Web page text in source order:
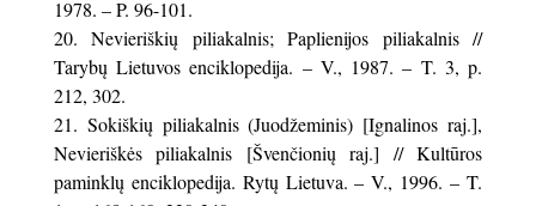
1978. – P. 96-101.
Nevieriškių piliakalnis; Paplienijos piliakalnis //
Tarybų Lietuvos enciklopedija. – V., 1987. – T. 3, p.
212, 302.
Sokiškių piliakalnis (Juodžeminis) [Ignalinos raj.],
Nevieriškės piliakalnis [Švenčionių raj.] // Kultūros
paminklų enciklopedija. Rytų Lietuva. – V., 1996. – T.